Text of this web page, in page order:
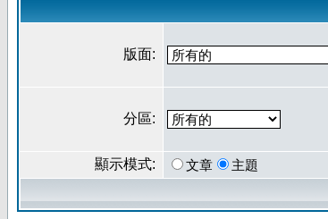
版面:
分區:
顯示模式:
文章 主題